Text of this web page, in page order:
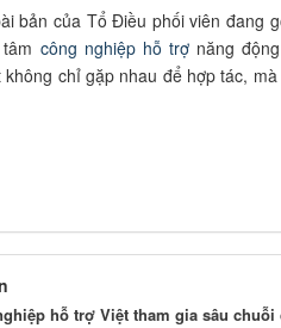
bản của Tổ Điều phối viên đang
công nghiệp hỗ trợnăng
không chỉ gặp nhau để hợp tác,
hỗ trợ Việt tham gia sâu